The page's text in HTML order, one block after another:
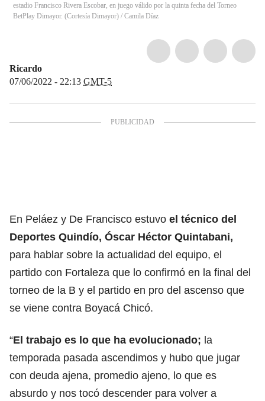
estadio Francisco Rivera Escobar, en juego válido por la quinta fecha del Torneo
BetPlay Dimayor. (Cortesía Dimayor) / Camila Díaz
Ricardo
07/06/2022 - 22:13 GMT-5
En Peláez y De Francisco estuvo el técnico del
Deportes Quindío, Óscar Héctor Quintabani,
para hablar sobre la actualidad del equipo, el
partido con Fortaleza que lo confirmó en la final del
torneo de la B y el partido en pro del ascenso que
se viene contra Boyacá Chicó.
“El trabajo es lo que ha evolucionado; la
temporada pasada ascendimos y hubo que jugar
con deuda ajena, promedio ajeno, lo que es
absurdo y nos tocó descender para volver a